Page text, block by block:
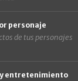
personaje
de tus personajes
entretenimiento